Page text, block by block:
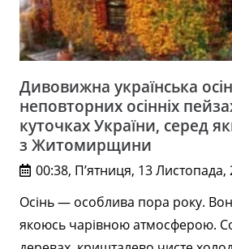
Дивовижна українська
неповторних осінніх
куточках України, серед
з Житомирщини
00:38, П’ятниця, 13 Листопада,
Осінь — особлива пора року.
якоюсь чарівною атмосферою.